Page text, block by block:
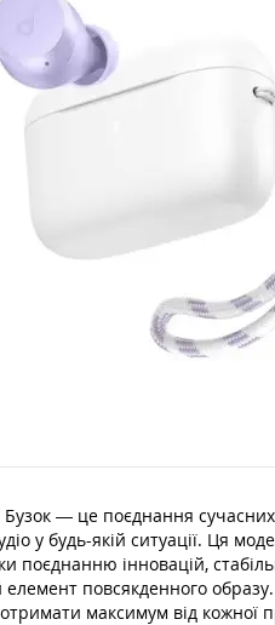
— це поєднання сучасних
у будь-якій ситуації. Ця
поєднанню інновацій,
повсякденного
максимум від кожної